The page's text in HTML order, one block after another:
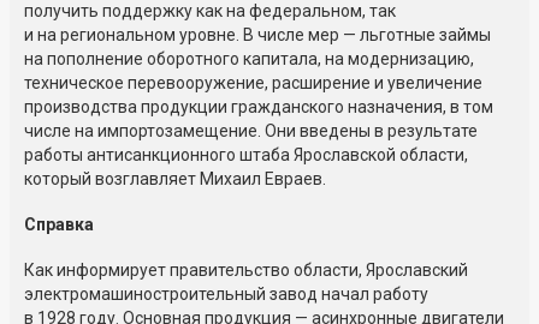
получить поддержку как на федеральном, так
и на региональном уровне. В числе мер — льготные займы
на пополнение оборотного капитала, на модернизацию,
техническое перевооружение, расширение и увеличение
производства продукции гражданского назначения, в том
числе на импортозамещение. Они введены в результате
работы антисанкционного штаба Ярославской области,
который возглавляет Михаил Евраев.
Справка
Как информирует правительство области, Ярославский
электромашиностроительный завод начал работу
в 1928 году. Основная продукция — асинхронные двигатели